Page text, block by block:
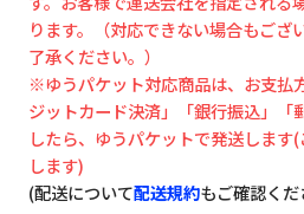
ります。（対応できない場合もござ
了承ください。）
※ゆうパケット対応商品は、お支払
ジットカード決済」「銀行振込」「
したら、ゆうパケットで発送します
します)
(配送について配送規約もご確認くだ